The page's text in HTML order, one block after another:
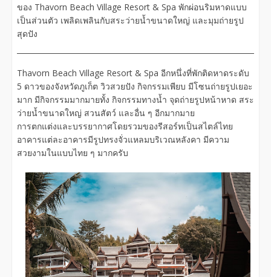
ของ Thavorn Beach Village Resort & Spa พักผ่อนริมหาดแบบ
เป็นส่วนตัว เพลิดเพลินกับสระว่ายน้ำขนาดใหญ่ และมุมถ่ายรูป
สุดปัง
Thavorn Beach Village Resort & Spa อีกหนึ่งที่พักติดหาดระดับ
5 ดาวของจังหวัดภูเก็ต วิวสวยปัง กิจกรรมเพียบ มีโซนถ่ายรูปเยอะ
มาก มีกิจกรรมมากมายทั้ง กิจกรรมทางน้ำ จุดถ่ายรูปหน้าหาด สระ
ว่ายน้ำขนาดใหญ่ สวนสัตว์ และอื่น ๆ อีกมากมาย
การตกแต่งและบรรยากาศโดยรวมของรีสอร์ทเป็นสไตล์ไทย
อาคารแต่ละอาคารมีรูปทรงจั่วแหลมบริเวณหลังคา มีความ
สวยงามในแบบไทย ๆ มากครับ